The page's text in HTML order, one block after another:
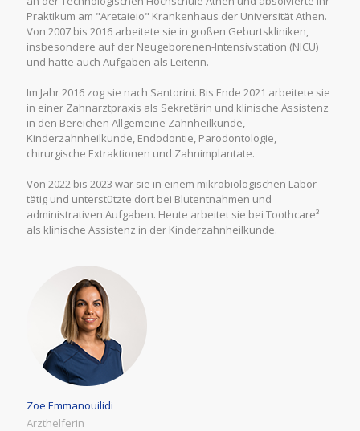
Praktikum am "Aretaieio" Krankenhaus der Universität Athen.
Von 2007 bis 2016 arbeitete sie in großen Geburtskliniken,
insbesondere auf der Neugeborenen-Intensivstation (NICU)
und hatte auch Aufgaben als Leiterin.
Im Jahr 2016 zog sie nach Santorini. Bis Ende 2021 arbeitete sie
in einer Zahnarztpraxis als Sekretärin und klinische Assistenz
in den Bereichen Allgemeine Zahnheilkunde,
Kinderzahnheilkunde, Endodontie, Parodontologie,
chirurgische Extraktionen und Zahnimplantate.
Von 2022 bis 2023 war sie in einem mikrobiologischen Labor
tätig und unterstützte dort bei Blutentnahmen und
administrativen Aufgaben. Heute arbeitet sie bei Toothcare³
als klinische Assistenz in der Kinderzahnheilkunde.
Zoe Emmanouilidi
Arzthelferin